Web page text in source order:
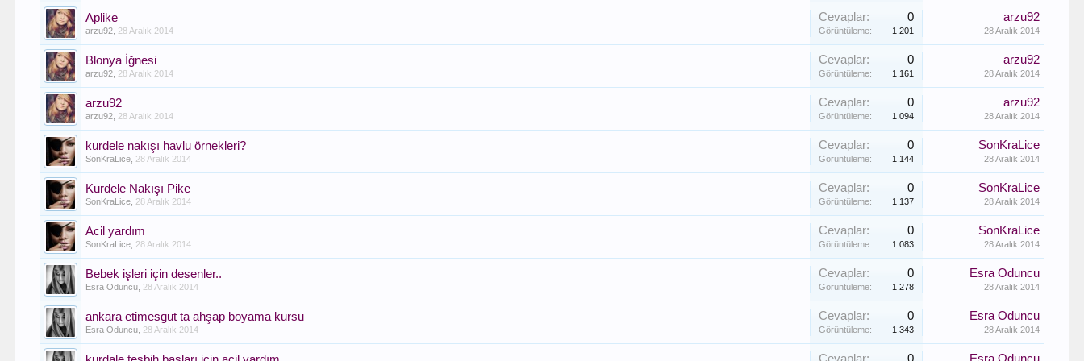
Aplike
arzu92 28 Aralık 2014
Cevaplar: 0
Görüntüleme: 1.201
arzu92
28 Aralık 2014
Blonya İğnesi
arzu92 28 Aralık 2014
Cevaplar: 0
Görüntüleme: 1.161
arzu92
28 Aralık 2014
arzu92
arzu92 28 Aralık 2014
Cevaplar: 0
Görüntüleme: 1.094
arzu92
28 Aralık 2014
kurdele nakışı havlu örnekleri?
SonKraLice 28 Aralık 2014
Cevaplar: 0
Görüntüleme: 1.144
SonKraLice
28 Aralık 2014
Kurdele Nakışı Pike
SonKraLice 28 Aralık 2014
Cevaplar: 0
Görüntüleme: 1.137
SonKraLice
28 Aralık 2014
Acil yardım
SonKraLice 28 Aralık 2014
Cevaplar: 0
Görüntüleme: 1.083
SonKraLice
28 Aralık 2014
Bebek işleri için desenler..
Esra Oduncu 28 Aralık 2014
Cevaplar: 0
Görüntüleme: 1.278
Esra Oduncu
28 Aralık 2014
ankara etimesgut ta ahşap boyama kursu
Esra Oduncu 28 Aralık 2014
Cevaplar: 0
Görüntüleme: 1.343
Esra Oduncu
28 Aralık 2014